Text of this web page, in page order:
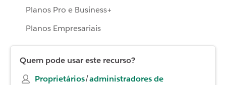
Planos Pro e Business+
Planos Empresariais
Quem pode usar este recurso?
Proprietários/administradores de